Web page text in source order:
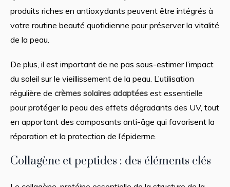
produits riches en antioxydants peuvent être intégrés à
votre routine beauté quotidienne pour préserver la vitalité
de la peau.
De plus, il est important de ne pas sous-estimer l’impact
du soleil sur le vieillissement de la peau. L’utilisation
régulière de crèmes solaires adaptées est essentielle
pour protéger la peau des effets dégradants des UV, tout
en apportant des composants anti-âge qui favorisent la
réparation et la protection de l’épiderme.
Collagène et peptides : des éléments clés